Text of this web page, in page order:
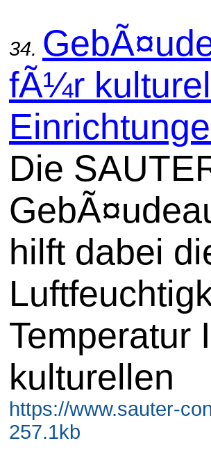
34.
fÃ¼r
Die
hilft dabei
Temperatur
kulturellen
https://www.sauter-
257.1kb